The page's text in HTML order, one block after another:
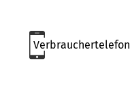
Verbrauchertelefon